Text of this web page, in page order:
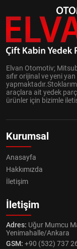
Elvan Otomotiv;
sıfır orijinal ve yeni
araçlara ait yedek
ürünler için bizimle
Kurumsal
Anasayfa
Hakkımızda
İletişim
İletişim
Adres: Uğur Mumcu
Yenimahalle/Ankara
GSM: +90 (532) 737